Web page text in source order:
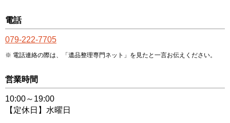
電話
079-222-7705
電話連絡の際は、「遺品整理専門ネット」を見たと一言お伝えください。
営業時間
10:00～19:00
【定休日】水曜日